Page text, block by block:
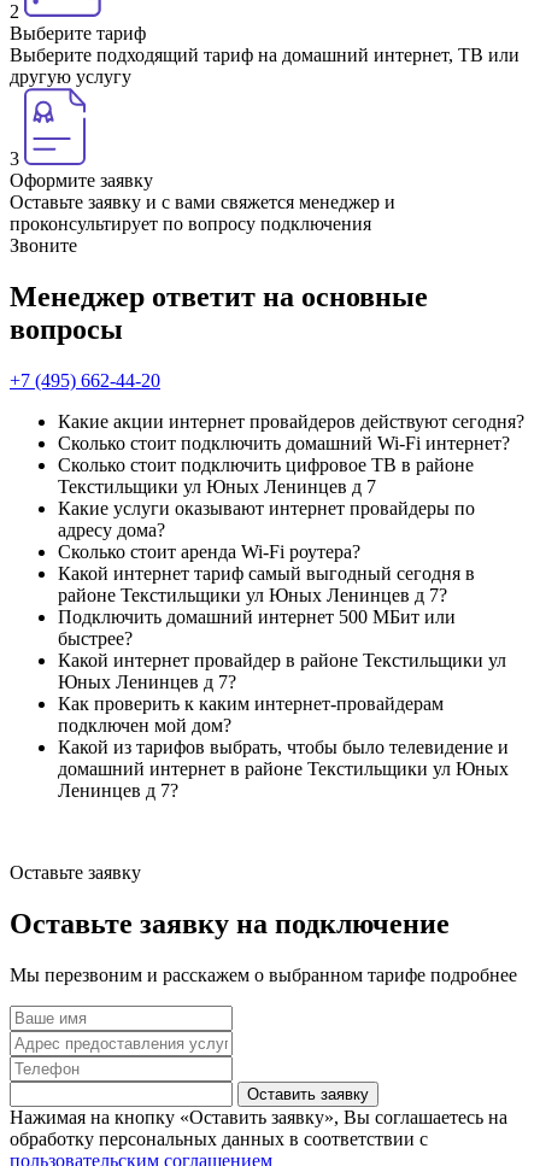
2
Выберите тариф
Выберите подходящий тариф на домашний интернет, ТВ или
другую услугу
3
Оформите заявку
Оставьте заявку и с вами свяжется менеджер и
проконсультирует по вопросу подключения
Звоните
Менеджер ответит на основные
вопросы
+7 (495) 662-44-20
Какие акции интернет провайдеров действуют сегодня?
Сколько стоит подключить домашний Wi-Fi интернет?
Сколько стоит подключить цифровое ТВ в районе
Текстильщики ул Юных Ленинцев д 7
Какие услуги оказывают интернет провайдеры по
адресу дома?
Сколько стоит аренда Wi-Fi роутера?
Какой интернет тариф самый выгодный сегодня в
районе Текстильщики ул Юных Ленинцев д 7?
Подключить домашний интернет 500 МБит или
быстрее?
Какой интернет провайдер в районе Текстильщики ул
Юных Ленинцев д 7?
Как проверить к каким интернет-провайдерам
подключен мой дом?
Какой из тарифов выбрать, чтобы было телевидение и
домашний интернет в районе Текстильщики ул Юных
Ленинцев д 7?
Оставьте заявку
Оставьте заявку на подключение
Мы перезвоним и расскажем о выбранном тарифе подробнее
Оставить заявку
Нажимая на кнопку «Оставить заявку», Вы соглашаетесь на
обработку персональных данных в соответствии с
пользовательским соглашением